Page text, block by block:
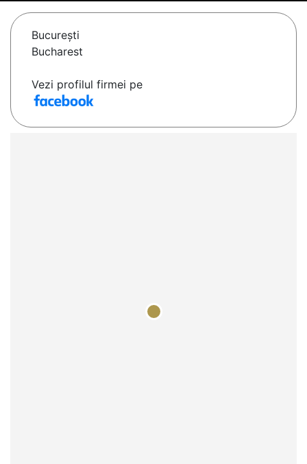
Bucureşti
Bucharest
Vezi profilul firmei pe